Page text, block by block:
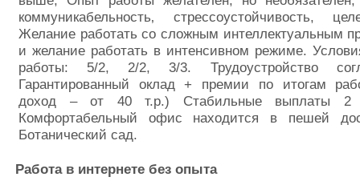
коммуникабельность‚ стрессоустойчивость,
Желание работать со сложным интеллектуальным
и желание работать в интенсивном режиме.
работы: 5/2, 2/2, 3/3. Трудоустройство
Гарантированный оклад + премии по итогам
доход – от 40 т.р.) Стабильные выплаты 2
Комфортабельный офис находится в пешей
Ботанический сад.
Работа в интернете без опыта